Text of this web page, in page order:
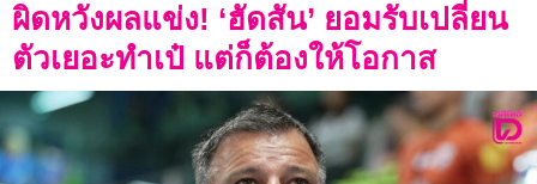
ผิดหวังผลแข่ง! ‘ฮัดสัน’ ยอมรับเปลี่ยน
ตัวเยอะทำเป๋ แต่ก็ต้องให้โอกาส